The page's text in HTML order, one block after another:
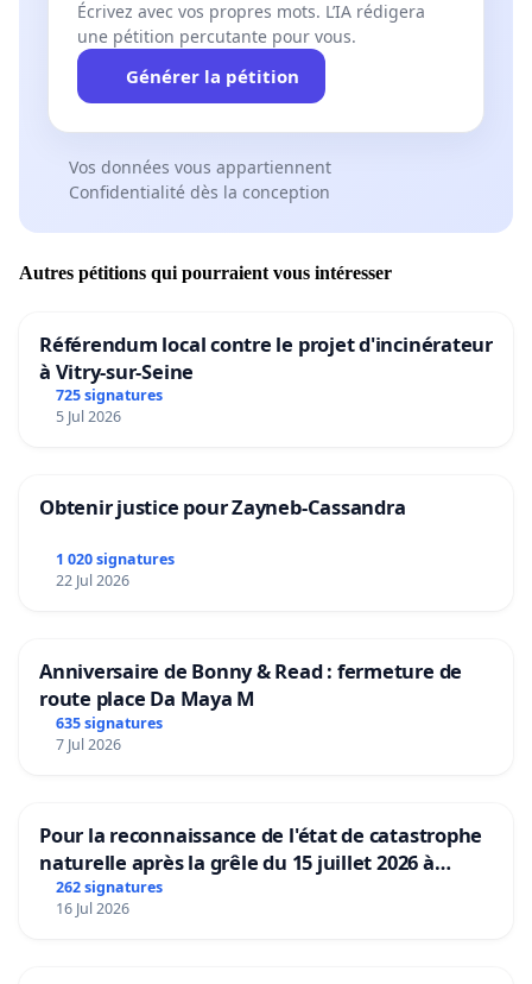
Écrivez avec vos propres mots. L’IA rédigera
une pétition percutante pour vous.
Générer la pétition
Vos données vous appartiennent
Confidentialité dès la conception
Autres pétitions qui pourraient vous intéresser
Référendum local contre le projet d'incinérateur
à Vitry-sur-Seine
725 signatures
5 Jul 2026
Obtenir justice pour Zayneb-Cassandra
1 020 signatures
22 Jul 2026
Anniversaire de Bonny & Read : fermeture de
route place Da Maya M
635 signatures
7 Jul 2026
Pour la reconnaissance de l'état de catastrophe
naturelle après la grêle du 15 juillet 2026 à
Aubenas et ses alentours
262 signatures
16 Jul 2026